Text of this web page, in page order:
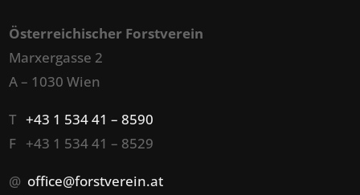
Österreichischer Forstverein
Marxergasse 2
A – 1030 Wien
T+43 1 534 41 – 8590
F +43 1 534 41 – 8529
@ office@forstverein.at